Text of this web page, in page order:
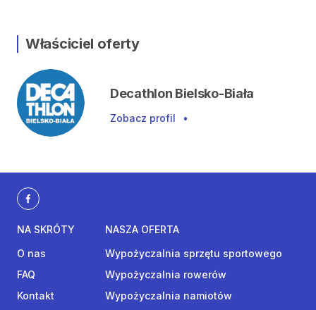
Właściciel oferty
Decathlon Bielsko-Biała
Zobacz profil •
NA SKRÓTY
O nas
FAQ
Kontakt
NASZA OFERTA
Wypożyczalnia sprzętu sportowego
Wypożyczalnia rowerów
Wypożyczalnia namiotów